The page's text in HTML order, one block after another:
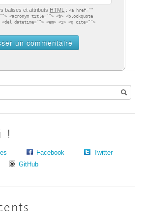
balises et attributs HTML : <a href=""
<acronym title=""> <b> <blockquote
datetime=""> <em> <i> <q cite="">
!
Facebook
Twitter
GitHub